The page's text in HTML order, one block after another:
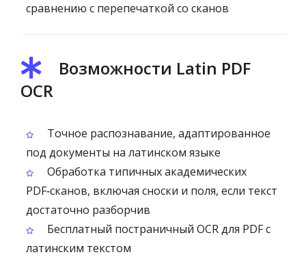
сравнению с перепечаткой со сканов
Возможности Latin PDF
OCR
Точное распознавание, адаптированное
под документы на латинском языке
Обработка типичных академических
PDF‑сканов, включая сноски и поля, если текст
достаточно разборчив
Бесплатный постраничный OCR для PDF с
латинским текстом